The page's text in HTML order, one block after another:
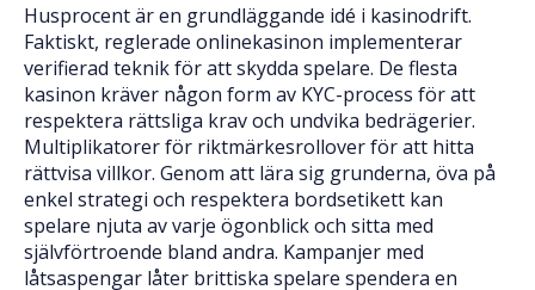
Husprocent är en grundläggande idé i kasinodrift.
Faktiskt, reglerade onlinekasinon implementerar
verifierad teknik för att skydda spelare. De flesta
kasinon kräver någon form av KYC-process för att
respektera rättsliga krav och undvika bedrägerier.
Multiplikatorer för riktmärkesrollover för att hitta
rättvisa villkor. Genom att lära sig grunderna, öva på
enkel strategi och respektera bordsetikett kan
spelare njuta av varje ögonblick och sitta med
självförtroende bland andra. Kampanjer med
låtsaspengar låter brittiska spelare spendera en